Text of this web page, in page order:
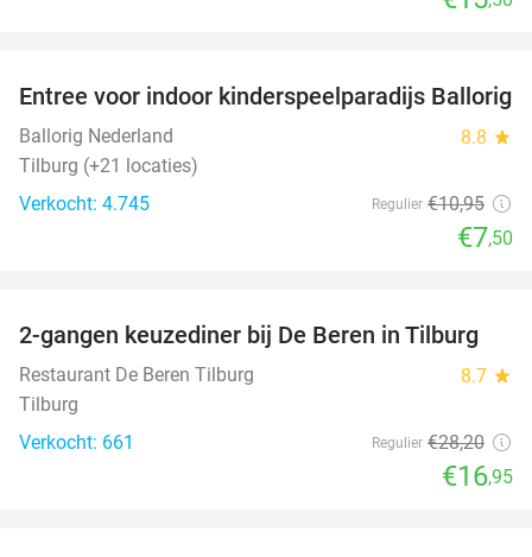
32%
Entree voor indoor kinderspeelparadijs Ballorig
Ballorig Nederland 8.8 star
Tilburg (+21 locaties)
Verkocht: 4.745
Regulier €10,95
€7,50
40%
2-gangen keuzediner bij De Beren in Tilburg
Restaurant De Beren Tilburg 8.7 star
Tilburg
Verkocht: 661
Regulier €28,20
€16,95